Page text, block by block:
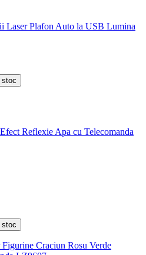
Laser Plafon Auto la USB Lumina
stoc
Reflexie Apa cu Telecomanda
stoc